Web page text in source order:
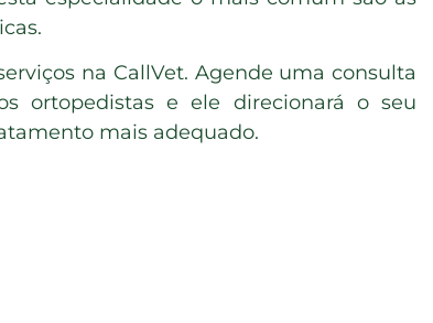
na CallVet. Agende uma consulta
ortopedistas e ele direcionará o seu
mais adequado.